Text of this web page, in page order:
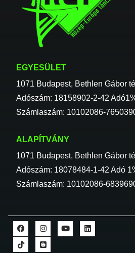
EGYESÜLET
1071 Budapest, Bethlen Gábor
Adószám: 18158902-2-42
Számlaszám: 10102086-
ALAPÍTVÁNY
1071 Budapest, Bethlen Gábor
Adószám: 18078484-1-42 Adó
Számlaszám: 10102086-